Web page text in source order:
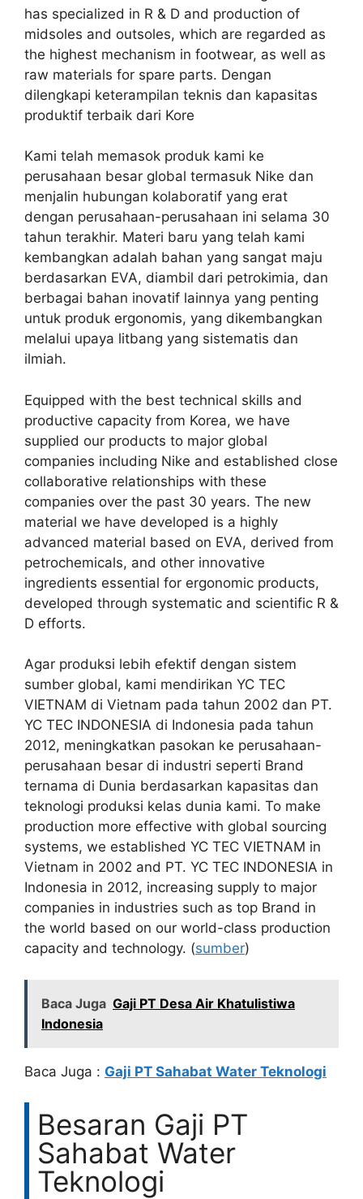
has specialized in R & D and production of
midsoles and outsoles, which are regarded as
the highest mechanism in footwear, as well as
raw materials for spare parts. Dengan
dilengkapi keterampilan teknis dan kapasitas
produktif terbaik dari Kore
Kami telah memasok produk kami ke
perusahaan besar global termasuk Nike dan
menjalin hubungan kolaboratif yang erat
dengan perusahaan-perusahaan ini selama 30
tahun terakhir. Materi baru yang telah kami
kembangkan adalah bahan yang sangat maju
berdasarkan EVA, diambil dari petrokimia, dan
berbagai bahan inovatif lainnya yang penting
untuk produk ergonomis, yang dikembangkan
melalui upaya litbang yang sistematis dan
ilmiah.
Equipped with the best technical skills and
productive capacity from Korea, we have
supplied our products to major global
companies including Nike and established close
collaborative relationships with these
companies over the past 30 years. The new
material we have developed is a highly
advanced material based on EVA, derived from
petrochemicals, and other innovative
ingredients essential for ergonomic products,
developed through systematic and scientific R &
D efforts.
Agar produksi lebih efektif dengan sistem
sumber global, kami mendirikan YC TEC
VIETNAM di Vietnam pada tahun 2002 dan PT.
YC TEC INDONESIA di Indonesia pada tahun
2012, meningkatkan pasokan ke perusahaan-
perusahaan besar di industri seperti Brand
ternama di Dunia berdasarkan kapasitas dan
teknologi produksi kelas dunia kami. To make
production more effective with global sourcing
systems, we established YC TEC VIETNAM in
Vietnam in 2002 and PT. YC TEC INDONESIA in
Indonesia in 2012, increasing supply to major
companies in industries such as top Brand in
the world based on our world-class production
capacity and technology. (sumber)
Baca Juga Gaji PT Desa Air Khatulistiwa
Indonesia
Baca Juga : Gaji PT Sahabat Water Teknologi
Besaran Gaji PT
Sahabat Water
Teknologi